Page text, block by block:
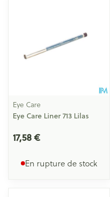
Eye Care
Eye Care Liner 713 Lilas
17,58 €
En rupture de stock